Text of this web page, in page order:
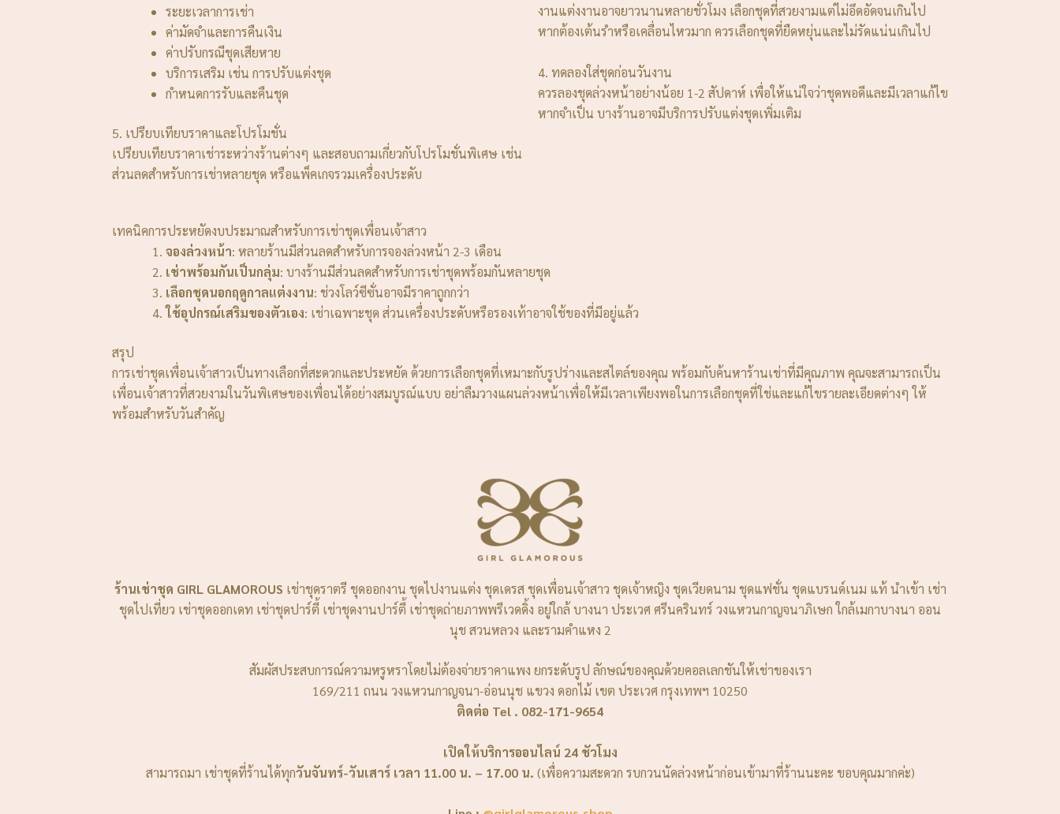
ระยะเวลาการเช่า
ค่ามัดจำและการคืนเงิน
ค่าปรับกรณีชุดเสียหาย
บริการเสริม เช่น การปรับแต่งชุด
กำหนดการรับและคืนชุด
5. เปรียบเทียบราคาและโปรโมชั่น
เปรียบเทียบราคาเช่าระหว่างร้านต่างๆ และสอบถามเกี่ยวกับโปรโมชั่นพิเศษ เช่น
ส่วนลดสำหรับการเช่าหลายชุด หรือแพ็คเกจรวมเครื่องประดับ
งานแต่งงานอาจยาวนานหลายชั่วโมง เลือกชุดที่สวยงามแต่ไม่อึดอัดจนเกินไป
หากต้องเต้นรำหรือเคลื่อนไหวมาก ควรเลือกชุดที่ยืดหยุ่นและไม่รัดแน่นเกินไป
4. ทดลองใส่ชุดก่อนวันงาน
ควรลองชุดล่วงหน้าอย่างน้อย 1-2 สัปดาห์ เพื่อให้แน่ใจว่าชุดพอดีและมีเวลาแก้ไข
หากจำเป็น บางร้านอาจมีบริการปรับแต่งชุดเพิ่มเติม
เทคนิคการประหยัดงบประมาณสำหรับการเช่าชุดเพื่อนเจ้าสาว
จองล่วงหน้า: หลายร้านมีส่วนลดสำหรับการจองล่วงหน้า 2-3 เดือน
เช่าพร้อมกันเป็นกลุ่ม: บางร้านมีส่วนลดสำหรับการเช่าชุดพร้อมกันหลายชุด
เลือกชุดนอกฤดูกาลแต่งงาน: ช่วงโลว์ซีซั่นอาจมีราคาถูกกว่า
ใช้อุปกรณ์เสริมของตัวเอง: เช่าเฉพาะชุด ส่วนเครื่องประดับหรือรองเท้าอาจใช้ของที่มีอยู่แล้ว
สรุป
การเช่าชุดเพื่อนเจ้าสาวเป็นทางเลือกที่สะดวกและประหยัด ด้วยการเลือกชุดที่เหมาะกับรูปร่างและสไตล์ของคุณ พร้อมกับค้นหาร้านเช่าที่มีคุณภาพ คุณจะสามารถเป็น
เพื่อนเจ้าสาวที่สวยงามในวันพิเศษของเพื่อนได้อย่างสมบูรณ์แบบ อย่าลืมวางแผนล่วงหน้าเพื่อให้มีเวลาเพียงพอในการเลือกชุดที่ใช่และแก้ไขรายละเอียดต่างๆ ให้
พร้อมสำหรับวันสำคัญ
ร้านเช่าชุด GIRL GLAMOROUS เช่าชุดราตรี ชุดออกงาน ชุดไปงานแต่ง ชุดเดรส ชุดเพื่อนเจ้าสาว ชุดเจ้าหญิง ชุดเวียดนาม ชุดแฟชั่น ชุดแบรนด์เนม แท้ นำเข้า เช่า
ชุดไปเที่ยว เช่าชุดออกเดท เช่าชุดปาร์ตี้ เช่าชุดงานปาร์ตี้ เช่าชุดถ่ายภาพพรีเวดดิ้ง อยู่ใกล้ บางนา ประเวศ ศรีนครินทร์ วงแหวนกาญจนาภิเษก ใกล้เมกาบางนา ออน
นุช สวนหลวง และรามคำแหง 2
สัมผัสประสบการณ์ความหรูหราโดยไม่ต้องจ่ายราคาแพง ยกระดับรูป ลักษณ์ของคุณด้วยคอลเลกชันให้เช่าของเรา
169/211 ถนน วงแหวนกาญจนา-อ่อนนุช แขวง ดอกไม้ เขต ประเวศ กรุงเทพฯ 10250
ติดต่อ Tel . 082-171-9654
เปิดให้บริการออนไลน์ 24 ชัวโมง
สามารถมา เช่าชุดที่ร้านได้ทุกวันจันทร์-วันเสาร์ เวลา 11.00 น. – 17.00 น. (เพื่อความสะดวก รบกวนนัดล่วงหน้าก่อนเข้ามาที่ร้านนะคะ ขอบคุณมากค่ะ)